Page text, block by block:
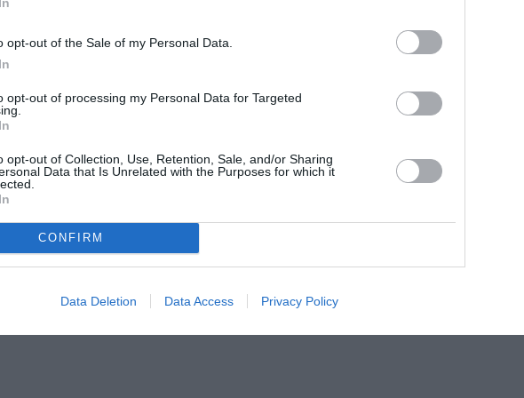
opt-out of the Sale of my Personal Data.
opt-out of processing my Personal Data for Targeted
opt-out of Collection, Use, Retention, Sale, and/or Sharing
Data that Is Unrelated with the Purposes for which it
CONFIRM
Data Deletion Data Access Privacy Policy
με τον λόγο και τη μουσική στις εποχές, στις ηπείρους,
Η άνοιξη θα μας πει τα μυστικά μέσα από τα μελωδικά μας παραμύθια.
τη μουσική, τα παραμύθια και τον βαθύ σεβασμό για τη φύση που μας
διοργανώνει μία δράση για τη στήριξη της εθελοντικής